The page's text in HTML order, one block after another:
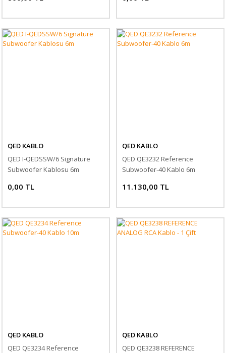
QED KABLO
QED I-QEDSSW/6 Signature
Subwoofer Kablosu 6m
0,00 TL
QED KABLO
QED QE3232 Reference
Subwoofer-40 Kablo 6m
11.130,00 TL
QED KABLO
QED QE3234 Reference
QED KABLO
QED QE3238 REFERENCE